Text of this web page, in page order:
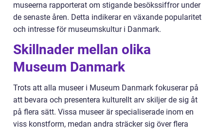
museerna rapporterat om stigande besökssiffror under
de senaste åren. Detta indikerar en växande popularitet
och intresse för museumskultur i Danmark.
Skillnader mellan olika
Museum Danmark
Trots att alla museer i Museum Danmark fokuserar på
att bevara och presentera kulturellt arv skiljer de sig åt
på flera sätt. Vissa museer är specialiserade inom en
viss konstform, medan andra sträcker sig över flera